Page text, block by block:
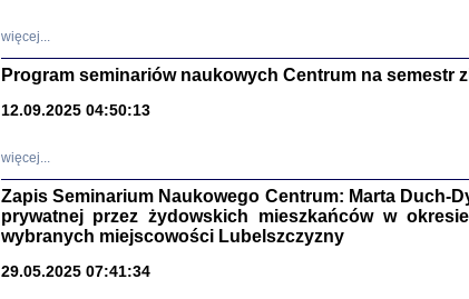
Zagłada
więcej...
Program seminariów naukowych Centrum na semestr
12.09.2025 04:50:13
więcej...
Zapis Seminarium Naukowego Centrum: Marta Duch-
prywatnej przez żydowskich mieszkańców w
wybranych miejscowości Lubelszczyzny
29.05.2025 07:41:34